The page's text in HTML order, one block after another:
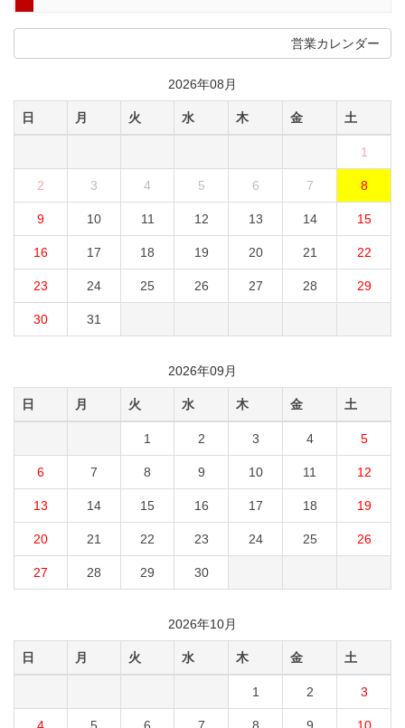
営業カレンダー
2026年08月
日 月 火 水 木 金 土
1
2 3 4 5 6 7 8
9 10 11 12 13 14 15
16 17 18 19 20 21 22
23 24 25 26 27 28 29
30 31
2026年09月
日 月 火 水 木 金 土
1 2 3 4 5
6 7 8 9 10 11 12
13 14 15 16 17 18 19
20 21 22 23 24 25 26
27 28 29 30
2026年10月
日 月 火 水 木 金 土
1 2 3